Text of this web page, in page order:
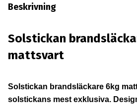
Beskrivning
Solstickan
mattsvart
Solstickan brandsläckare 6kg
solstickans mest exklusiva.